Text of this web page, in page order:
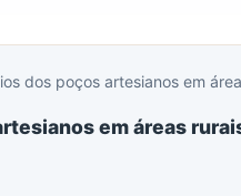
dos poços artesianos em
em áreas